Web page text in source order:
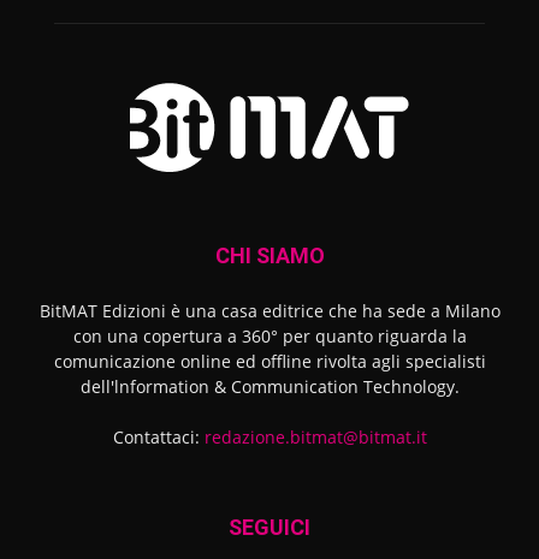
CHI SIAMO
BitMAT Edizioni è una casa editrice che ha sede a Milano
con una copertura a 360° per quanto riguarda la
comunicazione online ed offline rivolta agli specialisti
dell'lnformation & Communication Technology.
Contattaci: redazione.bitmat@bitmat.it
SEGUICI